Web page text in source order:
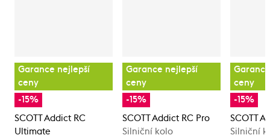
Garance nejlepší
ceny
-15%
SCOTT Addict RC
Ultimate
Garance nejlepší
ceny
-15%
SCOTT Addict RC Pro
Silniční kolo
ceny
-15%
SCOTT
Silniční